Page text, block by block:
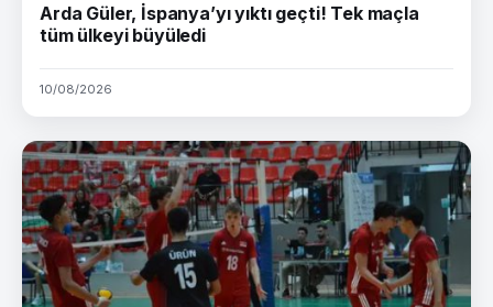
Arda Güler, İspanya’yı yıktı geçti! Tek maçla
tüm ülkeyi büyüledi
10/08/2026